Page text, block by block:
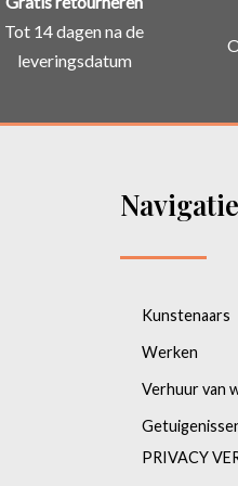
Tot 14 dagen na de
leveringsdatum
Navigatie
Kunstenaars
Werken
Verhuur van
PRIVACY